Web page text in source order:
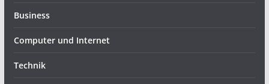
Business
Computer und Internet
Technik